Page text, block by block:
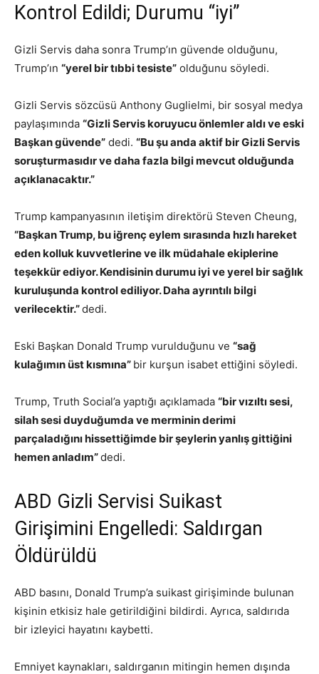
Kontrol Edildi; Durumu “iyi”
Gizli Servis daha sonra Trump’ın güvende olduğunu,
Trump’ın “yerel bir tıbbi tesiste” olduğunu söyledi.
Gizli Servis sözcüsü Anthony Guglielmi, bir sosyal medya
paylaşımında “Gizli Servis koruyucu önlemler aldı ve eski
Başkan güvende” dedi. “Bu şu anda aktif bir Gizli Servis
soruşturmasıdır ve daha fazla bilgi mevcut olduğunda
açıklanacaktır.”
Trump kampanyasının iletişim direktörü Steven Cheung,
“Başkan Trump, bu iğrenç eylem sırasında hızlı hareket
eden kolluk kuvvetlerine ve ilk müdahale ekiplerine
teşekkür ediyor. Kendisinin durumu iyi ve yerel bir sağlık
kuruluşunda kontrol ediliyor. Daha ayrıntılı bilgi
verilecektir.”dedi.
Eski Başkan Donald Trump vurulduğunu ve “sağ
kulağımın üst kısmına” bir kurşun isabet ettiğini söyledi.
Trump, Truth Social’a yaptığı açıklamada “bir vızıltı sesi,
silah sesi duyduğumda ve merminin derimi
parçaladığını hissettiğimde bir şeylerin yanlış gittiğini
hemen anladım”dedi.
ABD Gizli Servisi Suikast
Girişimini Engelledi: Saldırgan
Öldürüldü
ABD basını, Donald Trump’a suikast girişiminde bulunan
kişinin etkisiz hale getirildiğini bildirdi. Ayrıca, saldırıda
bir izleyici hayatını kaybetti.
Emniyet kaynakları, saldırganın mitingin hemen dışında